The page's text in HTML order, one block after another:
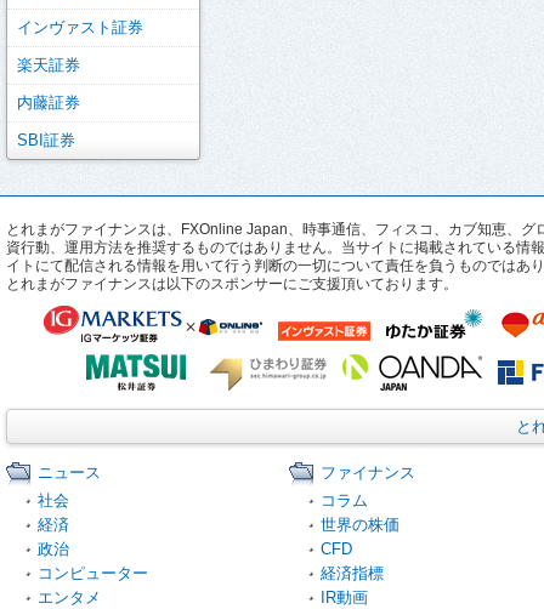
インヴァスト証券
楽天証券
内藤証券
SBI証券
とれまがファイナンスは、FXOnline Japan、時事通信、フィスコ、カブ知恵、
資行動、運用方法を推奨するものではありません。当サイトに掲載されている
イトにて配信される情報を用いて行う判断の一切について責任を負うものではあ
とれまがファイナンスは以下のスポンサーにご支援頂いております。
と
ニュース
社会
経済
政治
コンピューター
エンタメ
ファイナンス
コラム
世界の株価
CFD
経済指標
IR動画